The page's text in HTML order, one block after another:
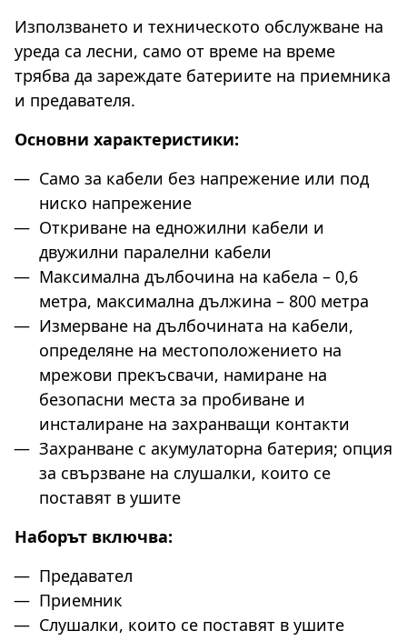
Използването и техническото обслужване на
уреда са лесни, само от време на време
трябва да зареждате батериите на приемника
и предавателя.
Основни характеристики:
Само за кабели без напрежение или под
ниско напрежение
Откриване на едножилни кабели и
двужилни паралелни кабели
Максимална дълбочина на кабела – 0,6
метра, максимална дължина – 800 метра
Измерване на дълбочината на кабели,
определяне на местоположението на
мрежови прекъсвачи, намиране на
безопасни места за пробиване и
инсталиране на захранващи контакти
Захранване с акумулаторна батерия; опция
за свързване на слушалки, които се
поставят в ушите
Наборът включва:
Предавател
Приемник
Слушалки, които се поставят в ушите